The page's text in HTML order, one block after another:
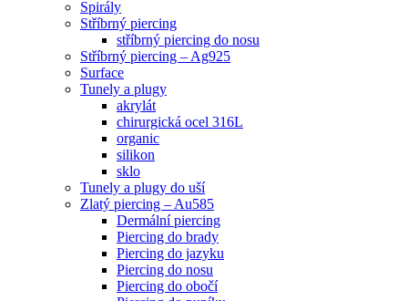
Spirály
Stříbrný piercing
stříbrný piercing do nosu
Stříbrný piercing – Ag925
Surface
Tunely a plugy
akrylát
chirurgická ocel 316L
organic
silikon
sklo
Tunely a plugy do uší
Zlatý piercing – Au585
Dermální piercing
Piercing do brady
Piercing do jazyku
Piercing do nosu
Piercing do obočí